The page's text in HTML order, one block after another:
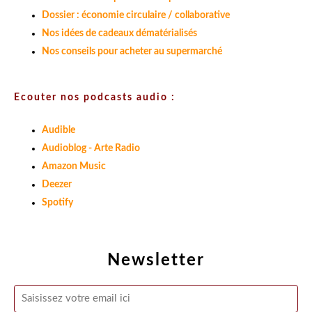
Newsletter
Dossier : économie circulaire / collaborative
Nos idées de cadeaux dématérialisés
Nos conseils pour acheter au supermarché
Ecouter nos podcasts audio :
Audible
Audioblog - Arte Radio
Amazon Music
Deezer
Spotify